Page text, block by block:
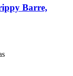
Barre,